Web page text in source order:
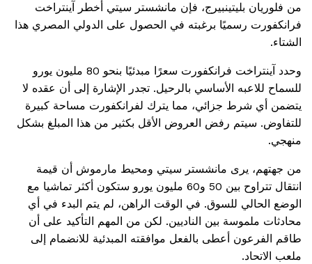
من فلوريان بليتينبيرج، فإن مانشستر سيتي أخطر آينتراخت
فرانكفورت رسميًا برغبته في الحصول على الدولي المصري هذا
الشتاء.
وحدد آينتراخت فرانكفورت سعرًا مبدئيًا بنحو 80 مليون يورو
للسماح للاعبه الأساسي بالرحيل. تجدر الإشارة إلى أن عقده لا
يتضمن أي شرط جزائي، مما يترك لفرانكفورت مساحة كبيرة
للتفاوض. سيتم رفض العروض الأقل بكثير من هذا المبلغ بشكل
منهجي.
من جهتهم، يرى مانشستر سيتي ومحيط مارموش أن قيمة
انتقال تتراوح بين 50 و60 مليون يورو ستكون أكثر تماشيا مع
الوضع الحالي للسوق. في الوقت الراهن، لم يتم البدء في أي
محادثات ملموسة بين الناديين. لكن من المهم التأكيد على أن
طاقم الفرعون أعطى بالفعل موافقته المبدئية للانضمام إلى
ملعب الاتحاد.